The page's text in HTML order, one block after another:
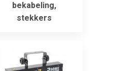
bekabeling,
stekkers